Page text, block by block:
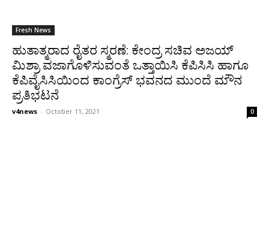
Fresh News
ಹುತಾತ್ಮರಾದ ರೈತರ ಸ್ಮರಣೆ: ಕೇಂದ್ರ ಸಚಿವ ಅಜಯ್
ಮಿಶ‍್ರಾ ವಜಾಗೊಳಿಸುವಂತೆ ಒತ್ತಾಯಿಸಿ ಕೆಪಿಸಿಸಿ ಹಾಗೂ
ಕೆಪಿವೈಸಿಸಿಯಿಂದ ಕಾಂಗ್ರೆಸ್ ಭವನದ ಮುಂದೆ ಮೌನ
ಪ್ರತಿಭಟನೆ
v4news - October 11, 2021 0